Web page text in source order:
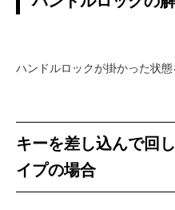
ハンドルロックが掛かった状態
キーを差し込んで回
イプの場合